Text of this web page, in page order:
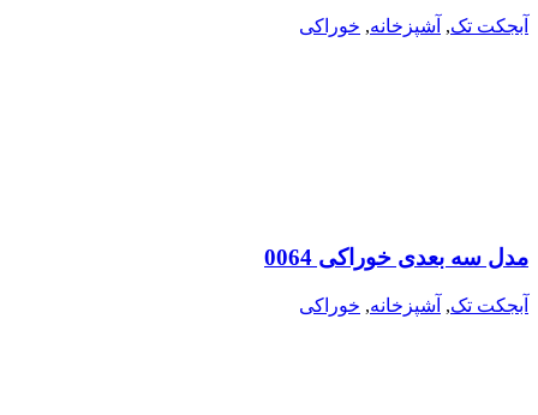
آبجکت تک, آشپزخانه, خوراکی
مدل سه بعدی خوراکی 0064
آبجکت تک, آشپزخانه, خوراکی